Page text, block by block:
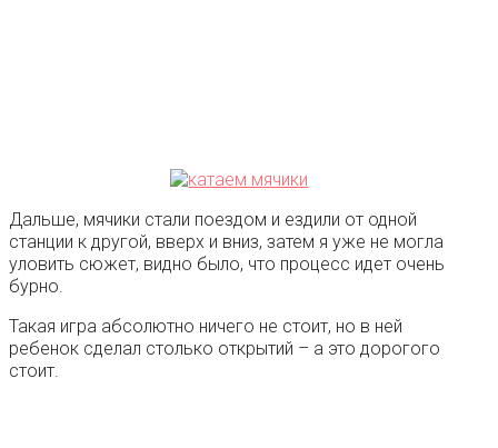
Дальше, мячики стали поездом и ездили от одной
станции к другой, вверх и вниз, затем я уже не могла
уловить сюжет, видно было, что процесс идет очень
бурно.
Такая игра абсолютно ничего не стоит, но в ней
ребенок сделал столько открытий – а это дорогого
стоит.